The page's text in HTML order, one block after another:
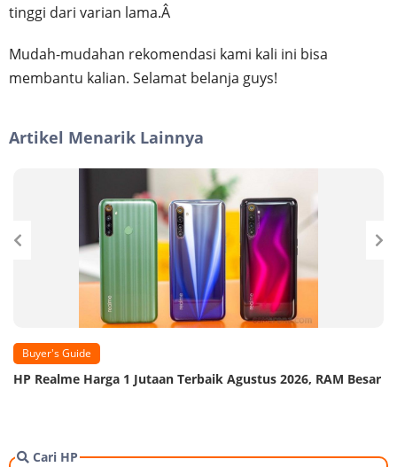
tinggi dari varian lama.Â
Mudah-mudahan rekomendasi kami kali ini bisa
membantu kalian. Selamat belanja guys!
Artikel Menarik Lainnya
Buyer's Guide
HP Realme Harga 1 Jutaan Terbaik Agustus 2026, RAM Besar
Cari HP